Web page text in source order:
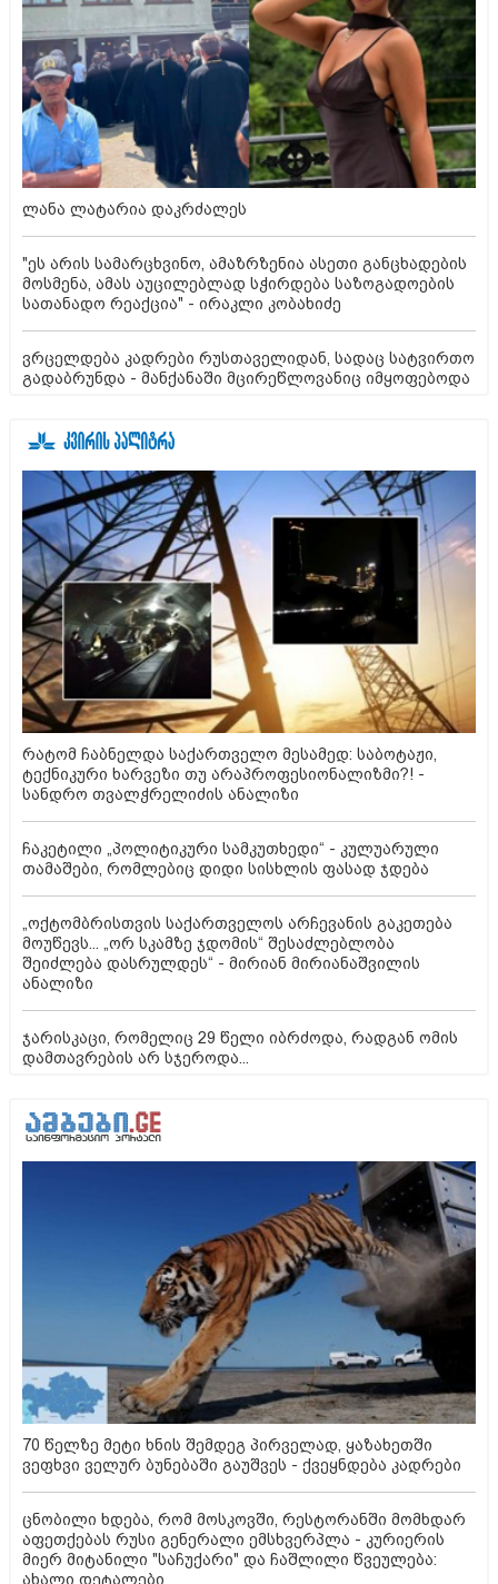
ლანა ლატარია დაკრძალეს
"ეს არის სამარცხვინო, ამაზრზენია ასეთი განცხადების
მოსმენა, ამას აუცილებლად სჭირდება საზოგადოების
სათანადო რეაქცია" - ირაკლი კობახიძე
ვრცელდება კადრები რუსთაველიდან, სადაც სატვირთო
გადაბრუნდა - მანქანაში მცირეწლოვანიც იმყოფებოდა
რატომ ჩაბნელდა საქართველო მესამედ: საბოტაჟი,
ტექნიკური ხარვეზი თუ არაპროფესიონალიზმი?! -
სანდრო თვალჭრელიძის ანალიზი
ჩაკეტილი „პოლიტიკური სამკუთხედი“ - კულუარული
თამაშები, რომლებიც დიდი სისხლის ფასად ჯდება
„ოქტომბრისთვის საქართველოს არჩევანის გაკეთება
მოუწევს... „ორ სკამზე ჯდომის“ შესაძლებლობა
შეიძლება დასრულდეს“ - მირიან მირიანაშვილის
ანალიზი
ჯარისკაცი, რომელიც 29 წელი იბრძოდა, რადგან ომის
დამთავრების არ სჯეროდა...
70 წელზე მეტი ხნის შემდეგ პირველად, ყაზახეთში
ვეფხვი ველურ ბუნებაში გაუშვეს - ქვეყნდება კადრები
ცნობილი ხდება, რომ მოსკოვში, რესტორანში მომხდარ
აფეთქებას რუსი გენერალი ემსხვერპლა - კურიერის
მიერ მიტანილი "საჩუქარი" და ჩაშლილი წვეულება:
ახალი დეტალები